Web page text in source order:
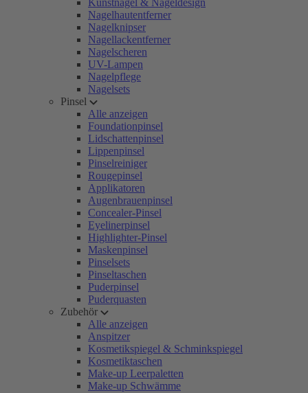
Kunstnägel & Nageldesign
Nagelhautentferner
Nagelknipser
Nagellackentferner
Nagelscheren
UV-Lampen
Nagelpflege
Nagelsets
Pinsel
Alle anzeigen
Foundationpinsel
Lidschattenpinsel
Lippenpinsel
Pinselreiniger
Rougepinsel
Applikatoren
Augenbrauenpinsel
Concealer-Pinsel
Eyelinerpinsel
Highlighter-Pinsel
Maskenpinsel
Pinselsets
Pinseltaschen
Puderpinsel
Puderquasten
Zubehör
Alle anzeigen
Anspitzer
Kosmetikspiegel & Schminkspiegel
Kosmetiktaschen
Make-up Leerpaletten
Make-up Schwämme